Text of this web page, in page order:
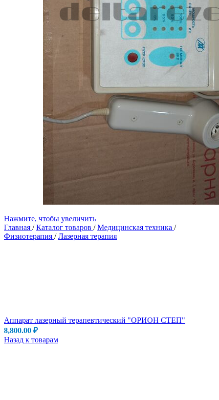
Нажмите, чтобы увеличить
Главная / Каталог товаров / Медицинская техника /
Физиотерапия / Лазерная терапия
Аппарат лазерный терапевтический "ОРИОН СТЕП"
8,800.00 ₽
Назад к товарам